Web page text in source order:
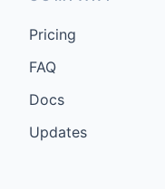
Pricing
FAQ
Docs
Updates